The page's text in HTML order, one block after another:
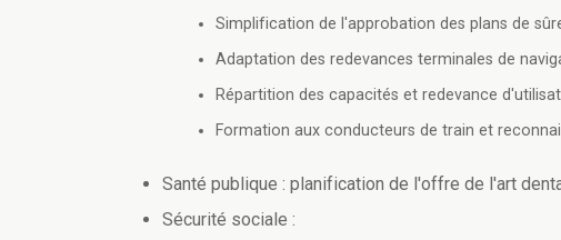
Simplification de l'approbation des plans de
Adaptation des redevances terminales de
Répartition des capacités et redevance
Formation aux conducteurs de train et
Santé publique : planification de l'offre de l'art
Sécurité sociale :